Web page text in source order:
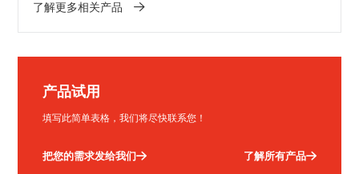
了解更多相关产品
产品试用
填写此简单表格，我们将尽快联系您！
把您的需求发给我们 了解所有产品